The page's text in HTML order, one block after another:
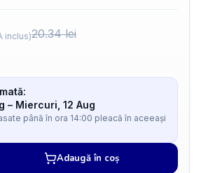
inclus)20.34lei
– Miercuri, 12 Aug
până în ora 14:00 pleacă în aceeași
Adaugă în coș